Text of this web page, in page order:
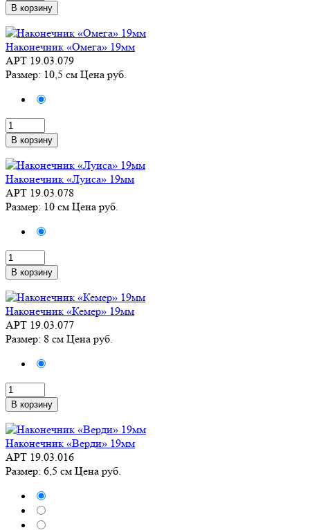
В корзину
Наконечник «Омега» 19мм
АРТ 19.03.079
Размер: 10,5 см Цена руб.
В корзину
Наконечник «Луиса» 19мм
АРТ 19.03.078
Размер: 10 см Цена руб.
В корзину
Наконечник «Кемер» 19мм
АРТ 19.03.077
Размер: 8 см Цена руб.
В корзину
Наконечник «Верди» 19мм
АРТ 19.03.016
Размер: 6,5 см Цена руб.